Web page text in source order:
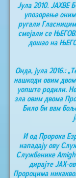
Јула 2010. ЈАХВЕ
упозорење
ругали
смејали се
дошао на
Онда, јула 2016.:
нашкоди овим
уопште родили.
зла овим двома
Било би вам
И од Пророка
нападају ову
Службенике
дирајте ЈАХ-
Пророцима